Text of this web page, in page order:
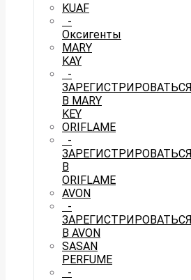
KUAF
-
Оксигенты
MARY
KAY
-
ЗАРЕГИСТРИРОВАТЬСЯ
В MARY
KEY
ORIFLAME
-
ЗАРЕГИСТРИРОВАТЬСЯ
В
ORIFLAME
AVON
-
ЗАРЕГИСТРИРОВАТЬСЯ
В AVON
SASAN
PERFUME
-